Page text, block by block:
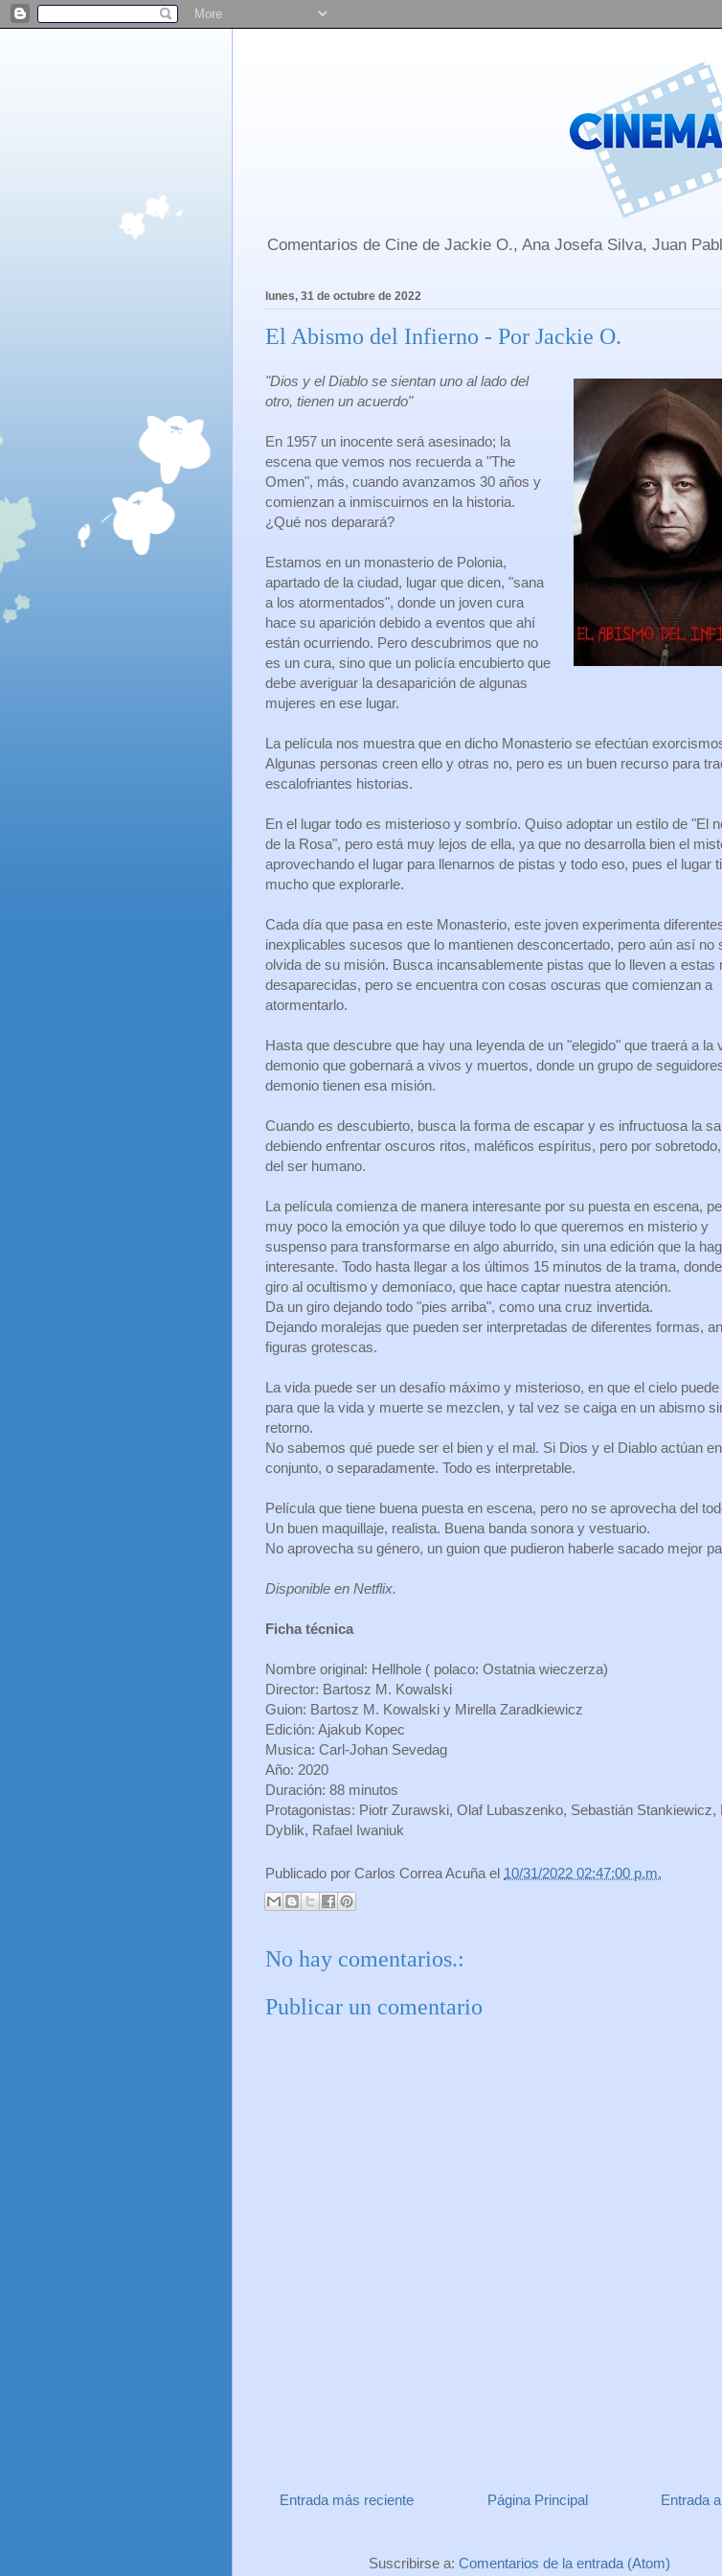
Comentarios de Cine de Jackie O., Ana Josefa Silva, Juan
lunes, 31 de octubre de 2022
El Abismo del Infierno - Por Jackie O.
"Dios y el Diablo se sientan uno al lado del
otro, tienen un acuerdo"
En 1957 un inocente será asesinado; la
escena que vemos nos recuerda a "The
Omen", más, cuando avanzamos 30 años y
comienzan a inmiscuirnos en la historia.
¿Qué nos deparará?
Estamos en un monasterio de Polonia,
apartado de la ciudad, lugar que dicen, "sana
a los atormentados", donde un joven cura
hace su aparición debido a eventos que ahí
están ocurriendo. Pero descubrimos que no
es un cura, sino que un policía encubierto que
debe averiguar la desaparición de algunas
mujeres en ese lugar.
La película nos muestra que en dicho Monasterio se efectúan
Algunas personas creen ello y otras no, pero es un buen recurso para
escalofriantes historias.
En el lugar todo es misterioso y sombrío. Quiso adoptar un estilo de "El
de la Rosa", pero está muy lejos de ella, ya que no desarrolla bien el
aprovechando el lugar para llenarnos de pistas y todo eso, pues el lugar
mucho que explorarle.
Cada día que pasa en este Monasterio, este joven experimenta
inexplicables sucesos que lo mantienen desconcertado, pero aún así no
olvida de su misión. Busca incansablemente pistas que lo lleven a estas
desaparecidas, pero se encuentra con cosas oscuras que comienzan a
atormentarlo.
Hasta que descubre que hay una leyenda de un "elegido" que traerá a la
demonio que gobernará a vivos y muertos, donde un grupo de
demonio tienen esa misión.
Cuando es descubierto, busca la forma de escapar y es infructuosa la
debiendo enfrentar oscuros ritos, maléficos espíritus, pero por
del ser humano.
La película comienza de manera interesante por su puesta en escena,
muy poco la emoción ya que diluye todo lo que queremos en misterio y
suspenso para transformarse en algo aburrido, sin una edición que la
interesante. Todo hasta llegar a los últimos 15 minutos de la trama,
giro al ocultismo y demoníaco, que hace captar nuestra atención.
Da un giro dejando todo "pies arriba", como una cruz invertida.
Dejando moralejas que pueden ser interpretadas de diferentes formas,
figuras grotescas.
La vida puede ser un desafío máximo y misterioso, en que el cielo
para que la vida y muerte se mezclen, y tal vez se caiga en un abismo
retorno.
No sabemos qué puede ser el bien y el mal. Si Dios y el Diablo actúan en
conjunto, o separadamente. Todo es interpretable.
Película que tiene buena puesta en escena, pero no se aprovecha del
Un buen maquillaje, realista. Buena banda sonora y vestuario.
No aprovecha su género, un guion que pudieron haberle sacado mejor
Disponible en Netflix.
Ficha técnica
Nombre original: Hellhole ( polaco: Ostatnia wieczerza)
Director: Bartosz M. Kowalski
Guion: Bartosz M. Kowalski y Mirella Zaradkiewicz
Edición: Ajakub Kopec
Musica: Carl-Johan Sevedag
Año: 2020
Duración: 88 minutos
Protagonistas: Piotr Zurawski, Olaf Lubaszenko, Sebastián Stankiewicz,
Dyblik, Rafael Iwaniuk
Publicado por Carlos Correa Acuña el 10/31/2022 02:47:00 p.m.
No hay comentarios.:
Publicar un comentario
Entrada más reciente Entrada
Página Principal
Suscribirse a: Comentarios de la entrada (Atom)